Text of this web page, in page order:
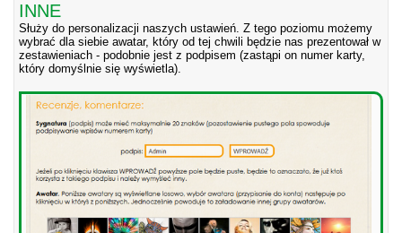
INNE
Służy do personalizacji naszych ustawień. Z tego poziomu możemy
wybrać dla siebie awatar, który od tej chwili będzie nas prezentował w
zestawieniach - podobnie jest z podpisem (zastąpi on numer karty,
który domyślnie się wyświetla).